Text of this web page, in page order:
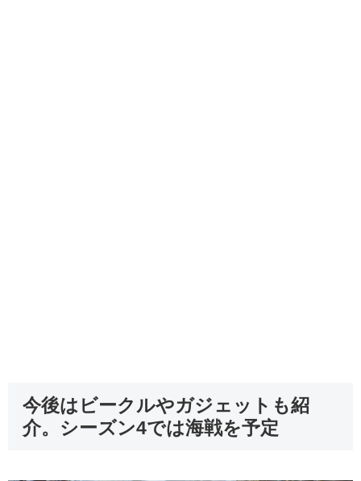
今後はビークルやガジェットも紹
介。シーズン4では海戦を予定